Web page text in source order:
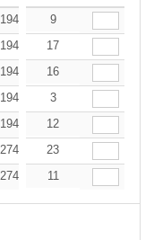
194.79
9
194.79 184.98
17
194.79 184.98
16
194.79
3
194.79 184.98
12
274.96 261.24
23
274.96 261.24
11